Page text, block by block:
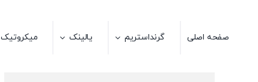
صفحه اصلی گرنداستریم یالینک میکروتیک